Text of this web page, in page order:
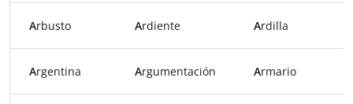
Arbusto Ardiente Ardilla
Argentina Argumentación Armario